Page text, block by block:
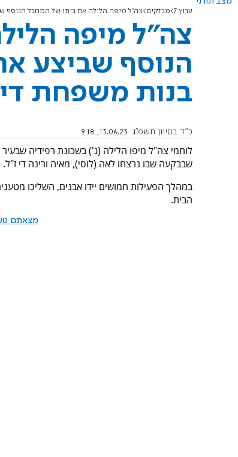
ערוץ 7 מבזקים צה"ל מיפה הלילה את ביתו של המחבל הנוסף
צה"ל מיפה
הנוסף שביצע
בנות משפחת די
כ"ד בסיוון תשפ"ג 13.06.23, 9:18
לוחמי צה"ל מיפו הלילה (ג') בשכונת רפידיה
שבבקעה שבו נרצחו לאה (לוסי), מאיה ורינה די ז"ל.
במהלך הפעילות חמושים יידו אבנים, השליכו
הבית.
מצאתם